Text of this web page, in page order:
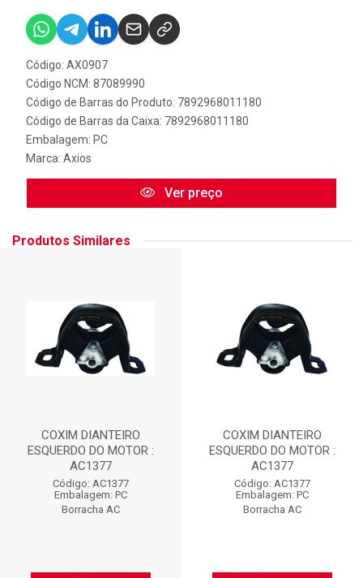
Código: AX0907
Código NCM: 87089990
Código de Barras do Produto: 7892968011180
Código de Barras da Caixa: 7892968011180
Embalagem: PC
Marca: Axios
Ver preço
Produtos Similares
COXIM DIANTEIRO
ESQUERDO DO MOTOR :
AC1377
Código: AC1377
Embalagem: PC
Borracha AC
COXIM DIANTEIRO
ESQUERDO DO MOTOR :
AC1377
Código: AC1377
Embalagem: PC
Borracha AC